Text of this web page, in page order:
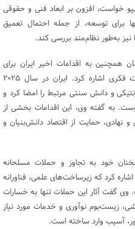
خواست، افزون بر ابعاد فنی و حقوقی
برای توسعه، از جمله احتمال تعمیق
به‌طور نظام‌مند بررسی کند.
همچنین به اقدامات اخیر ایران برای
مشارکت بیشتر در نظام بین‌المللی مالکیت فکری اشاره کرد. ایران در سال ۲۰۲۵
و دانش سنتی مرتبط را امضا کرد و
به گفته وی، این اقدامات بخشی از
نهادی، حمایت از اقتصاد دانش‌بنیان و
خود به تجاوز و حملات مسلحانه
کرد که زیرساخت‌های علمی، فناورانه
وی گفت آثار این حملات تنها به خسارات
زیست‌بوم نوآوری و خدمات مورد نیاز
آسیب وارد ساخته است.